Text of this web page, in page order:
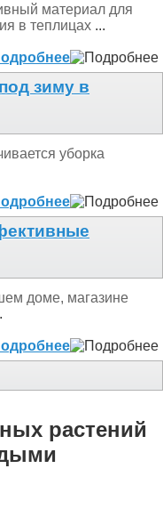
материал для
в теплицах ...
зиму в
уборка
доме, магазине
растений